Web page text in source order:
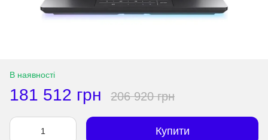
В наявності
181 512 грн 206 920 грн
Купити